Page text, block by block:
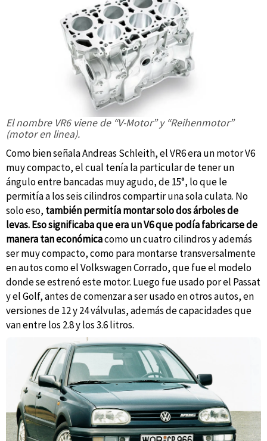
El nombre VR6 viene de “V-Motor” y “Reihenmotor”
(motor en linea).
Como bien señala Andreas Schleith, el VR6 era un motor V6
muy compacto, el cual tenía la particular de tener un
ángulo entre bancadas muy agudo, de 15°, lo que le
permitía a los seis cilindros compartir una sola culata. No
solo eso, también permitía montar solo dos árboles de
levas. Eso significaba que era un V6 que podía fabricarse de
manera tan económicacomo un cuatro cilindros y además
ser muy compacto, como para montarse transversalmente
en autos como el Volkswagen Corrado, que fue el modelo
donde se estrenó este motor. Luego fue usado por el Passat
y el Golf, antes de comenzar a ser usado en otros autos, en
versiones de 12 y 24 válvulas, además de capacidades que
van entre los 2.8 y los 3.6 litros.